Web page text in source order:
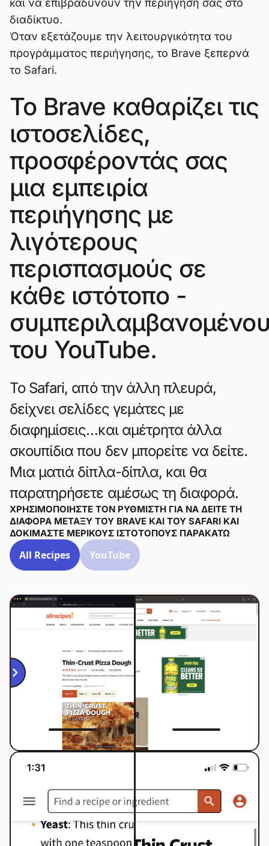
και να επιβραδύνουν την περιήγησή σας στο
διαδίκτυο.
Όταν εξετάζουμε την λειτουργικότητα του
προγράμματος περιήγησης, το Brave ξεπερνά
το Safari.
Το Brave καθαρίζει τις
ιστοσελίδες,
προσφέροντάς σας
μια εμπειρία
περιήγησης με
λιγότερους
περισπασμούς σε
κάθε ιστότοπο -
του YouTube.
Το Safari, από την άλλη πλευρά,
δείχνει σελίδες γεμάτες με
διαφημίσεις…και αμέτρητα άλλα
σκουπίδια που δεν μπορείτε να δείτε.
Μια ματιά δίπλα-δίπλα, και θα
παρατηρήσετε αμέσως τη διαφορά.
ΧΡΗΣΙΜΟΠΟΙΉΣΤΕ ΤΟΝ ΡΥΘΜΙΣΤΉ ΓΙΑ ΝΑ ΔΕΊΤΕ ΤΗ
ΔΙΑΦΟΡΆ ΜΕΤΑΞΎ ΤΟΥ BRAVE ΚΑΙ ΤΟΥ SAFARI ΚΑΙ
ΔΟΚΙΜΆΣΤΕ ΜΕΡΙΚΟΎΣ ΙΣΤΌΤΟΠΟΥΣ ΠΑΡΑΚΆΤΩ
All Recipes YouTube